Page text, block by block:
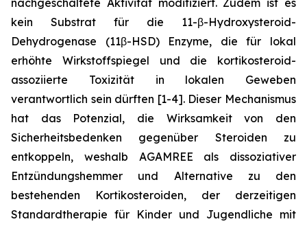
nachgeschaltete Aktivität modifiziert. Zudem ist es
kein Substrat für die 11-β-Hydroxysteroid-
Dehydrogenase (11β-HSD) Enzyme, die für lokal
erhöhte Wirkstoffspiegel und die kortikosteroid-
assoziierte Toxizität in lokalen Geweben
verantwortlich sein dürften [1-4]. Dieser Mechanismus
hat das Potenzial, die Wirksamkeit von den
Sicherheitsbedenken gegenüber Steroiden zu
entkoppeln, weshalb AGAMREE als dissoziativer
Entzündungshemmer und Alternative zu den
bestehenden Kortikosteroiden, der derzeitigen
Standardtherapie für Kinder und Jugendliche mit